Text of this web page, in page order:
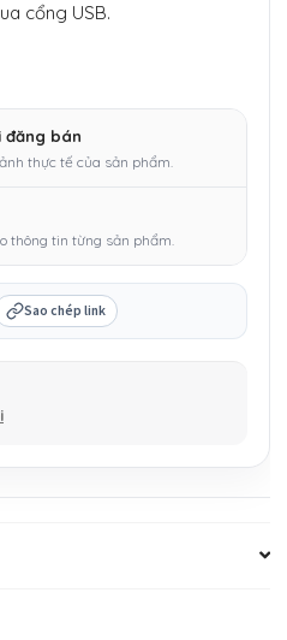
cổng USB.
bán
thực tế của sản phẩm.
thông tin từng sản phẩm.
Sao chép link